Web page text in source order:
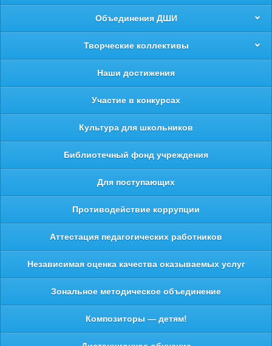
Объединения ДШИ
Творческие коллективы
Наши достижения
Участие в конкурсах
Культура для школьников
Библиотечный фонд учреждения
Для поступающих
Противодействие коррупции
Аттестация педагогических работников
Независимая оценка качества оказываемых услуг
Зональное методическое объединение
Композиторы — детям!